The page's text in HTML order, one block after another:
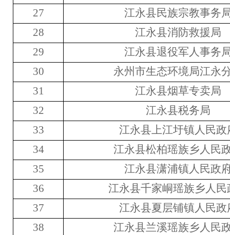
27
江永县民族宗教事务
28
江永县消防救援局
29
江永县退役军人事务
30
永州市生态环境局江永
31
江永县烟草专卖局
32
江永县税务局
33
江永县上江圩镇人民政
34
江永县松柏瑶族乡人民
35
江永县潇浦镇人民政
36
江永县千家峒瑶族乡人
37
江永县夏层铺镇人民政
38
江永县兰溪瑶族乡人民